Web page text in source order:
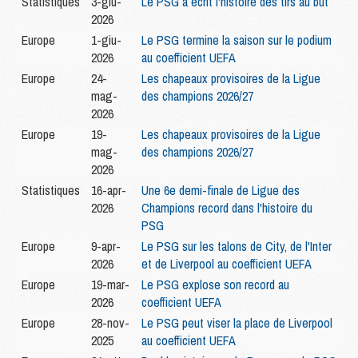
2026
Europe
1-giu-
2026
Le PSG termine la saison sur le podium
au coefficient UEFA
Europe
24-
mag-
2026
Les chapeaux provisoires de la Ligue
des champions 2026/27
Europe
19-
mag-
2026
Les chapeaux provisoires de la Ligue
des champions 2026/27
Statistiques
16-apr-
2026
Une 6e demi-finale de Ligue des
Champions record dans l'histoire du
PSG
Europe
9-apr-
2026
Le PSG sur les talons de City, de l'Inter
et de Liverpool au coefficient UEFA
Europe
19-mar-
2026
Le PSG explose son record au
coefficient UEFA
Europe
28-nov-
2025
Le PSG peut viser la place de Liverpool
au coefficient UEFA